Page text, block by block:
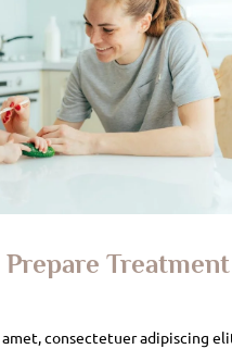
Prepare
consectetuer adipiscing